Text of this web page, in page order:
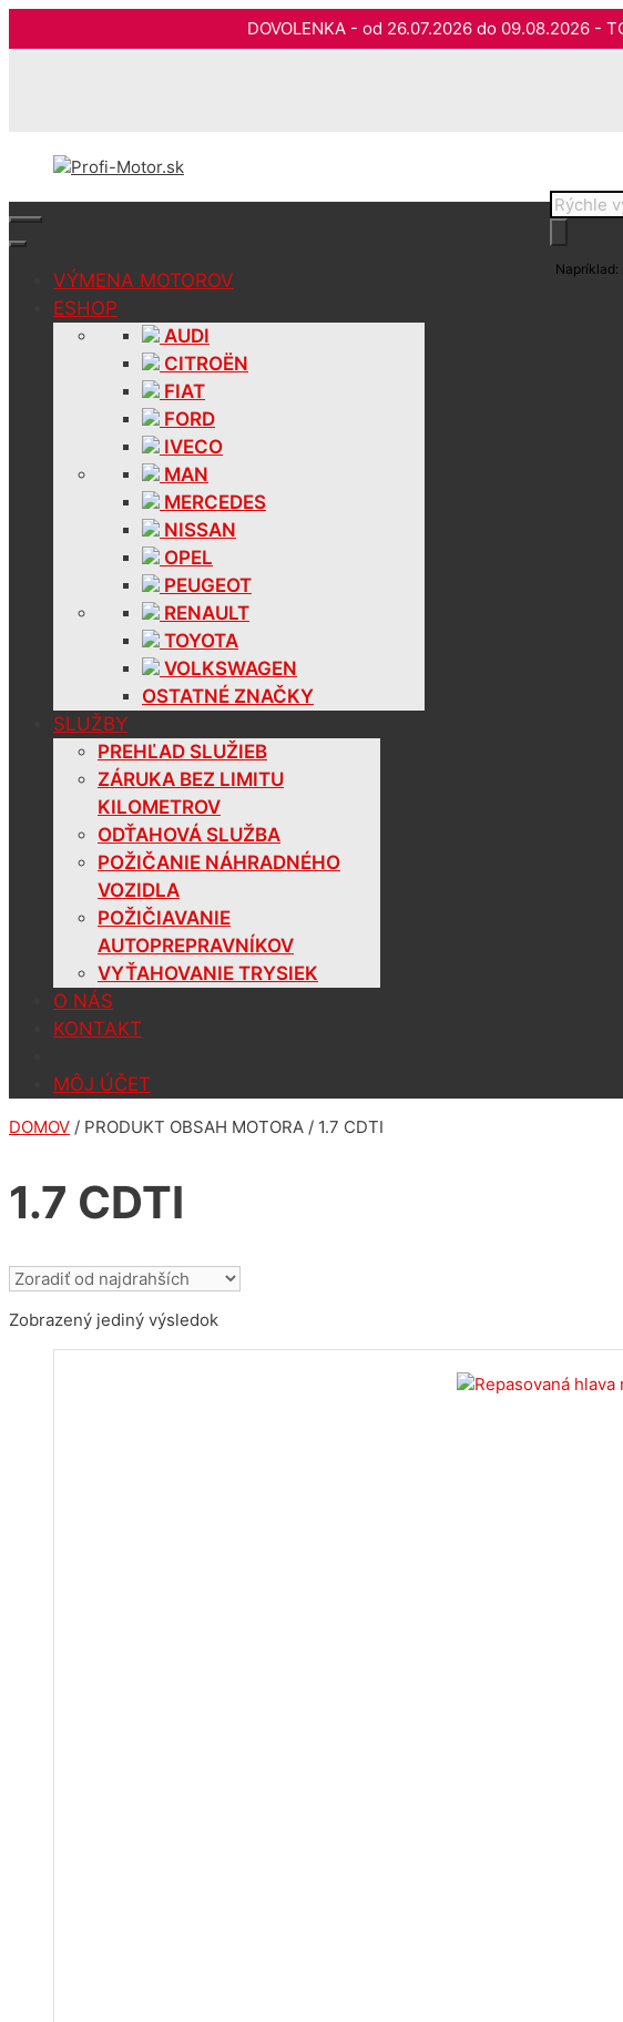
DOVOLENKA - od 26.07.2026 do 09.08.2026 -
Products
search
Napríklad:
VÝMENA MOTOROV
ESHOP
AUDI
CITROËN
FIAT
FORD
IVECO
MAN
MERCEDES
NISSAN
OPEL
PEUGEOT
RENAULT
TOYOTA
VOLKSWAGEN
OSTATNÉ ZNAČKY
SLUŽBY
PREHĽAD SLUŽIEB
ZÁRUKA BEZ LIMITU
KILOMETROV
ODŤAHOVÁ SLUŽBA
POŽIČANIE NÁHRADNÉHO
VOZIDLA
POŽIČIAVANIE
AUTOPREPRAVNÍKOV
VYŤAHOVANIE TRYSIEK
O NÁS
KONTAKT
MÔJ ÚČET
DOMOV / PRODUKT OBSAH MOTORA / 1.7 CDTI
1.7 CDTI
Zobrazený jediný výsledok